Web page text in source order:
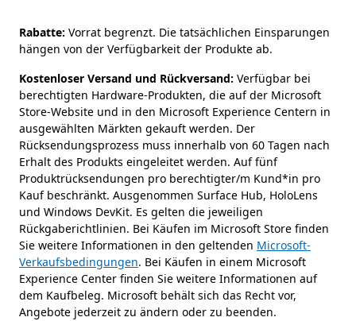
Rabatte: Vorrat begrenzt. Die tatsächlichen Einsparungen
hängen von der Verfügbarkeit der Produkte ab.
Kostenloser Versand und Rückversand: Verfügbar bei
berechtigten Hardware-Produkten, die auf der Microsoft
Store-Website und in den Microsoft Experience Centern in
ausgewählten Märkten gekauft werden. Der
Rücksendungsprozess muss innerhalb von 60 Tagen nach
Erhalt des Produkts eingeleitet werden. Auf fünf
Produktrücksendungen pro berechtigter/m Kund*in pro
Kauf beschränkt. Ausgenommen Surface Hub, HoloLens
und Windows DevKit. Es gelten die jeweiligen
Rückgaberichtlinien. Bei Käufen im Microsoft Store finden
Sie weitere Informationen in den geltenden Microsoft-
Verkaufsbedingungen. Bei Käufen in einem Microsoft
Experience Center finden Sie weitere Informationen auf
dem Kaufbeleg. Microsoft behält sich das Recht vor,
Angebote jederzeit zu ändern oder zu beenden.